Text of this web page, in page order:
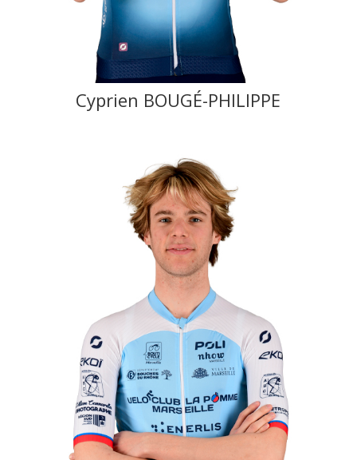
Cyprien BOUGÉ-PHILIPPE